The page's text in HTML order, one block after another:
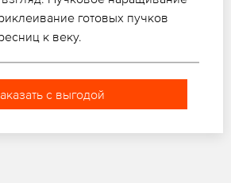
готовых пучков
к веку.
с выгодой